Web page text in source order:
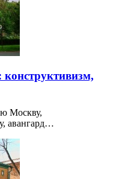
Москву,
авангард…